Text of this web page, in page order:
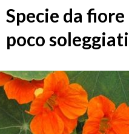
Specie da
poco soleggiati